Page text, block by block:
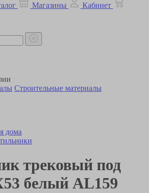
Магазины
Кабинет
Строительные материалы
дома
трековый под
белый AL159